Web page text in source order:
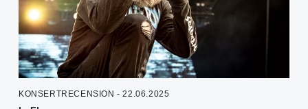
KONSERTRECENSION - 22.06.2025